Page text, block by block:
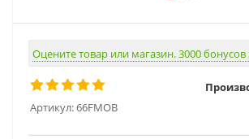
Оцените товар или магазин. 3000 бонусов
Артикул:66FMOB